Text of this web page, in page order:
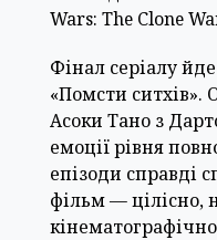
Фінал серіалу
«Помсти ситхів».
Асоки Тано з
емоції рівня
епізоди справді
фільм — цілісно,